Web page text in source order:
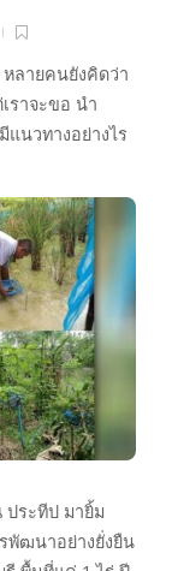
หลายคนยังคิดว่า
ราจะขอ นำ
นวทางอย่างไร
ประทีป มายิ้ม
พัฒนาอย่างยั่งยืน